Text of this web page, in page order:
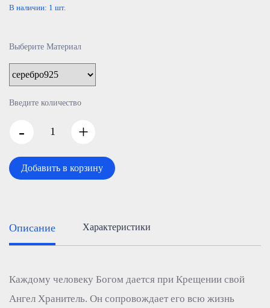
В наличии: 1 шт.
Выберите Материал
Введите количество
- +
Добавить в корзину
Описание Характеристики
Каждому человеку Богом дается при Крещении свой
Ангел Хранитель. Он сопровождает его всю жизнь